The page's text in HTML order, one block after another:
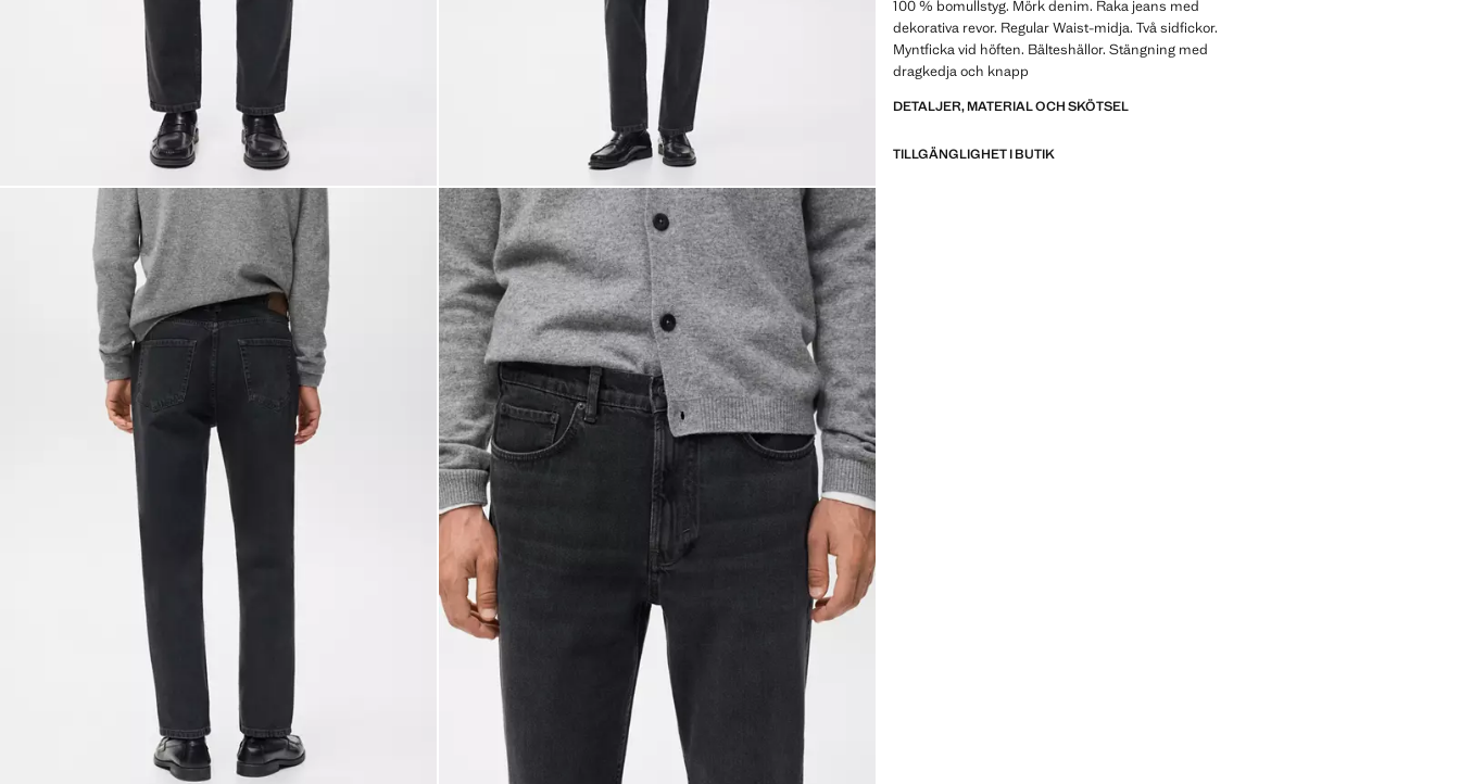
100 % bomullstyg. Mörk denim. Raka jeans med
dekorativa revor. Regular Waist-midja. Två sidfickor.
Myntficka vid höften. Bälteshällor. Stängning med
dragkedja och knapp
DETALJER, MATERIAL OCH SKÖTSEL
TILLGÄNGLIGHET I BUTIK